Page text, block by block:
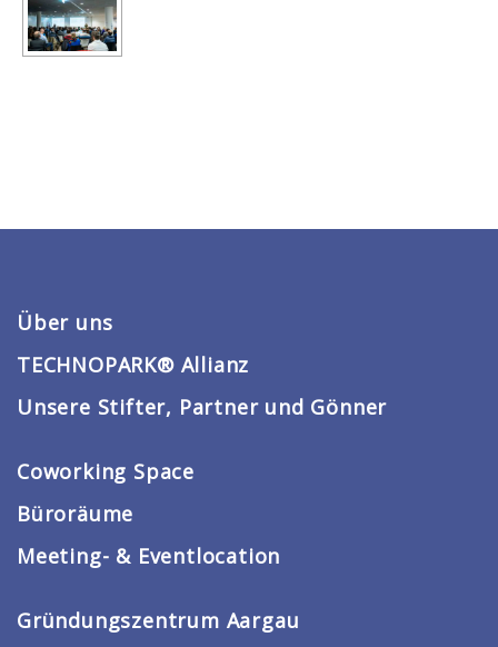
Über uns
TECHNOPARK® Allianz
Unsere Stifter, Partner und Gönner
Coworking Space
Büroräume
Meeting- & Eventlocation
Gründungszentrum Aargau